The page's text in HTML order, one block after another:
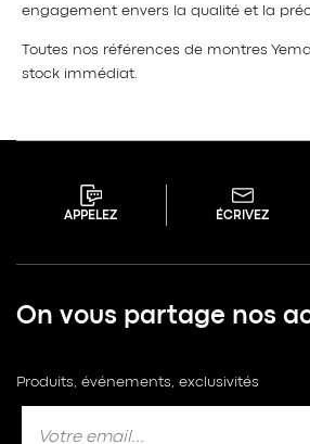
engagement envers la qualité et la
Toutes nos références de montres
stock immédiat.
APPELEZ ÉCRIVEZ
On vous partage nos
Produits, événements, exclusivités